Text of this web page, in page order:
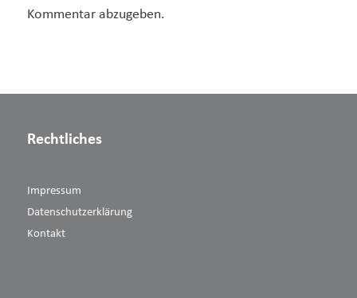
Kommentar abzugeben.
Rechtliches
Impressum
Datenschutzerklärung
Kontakt